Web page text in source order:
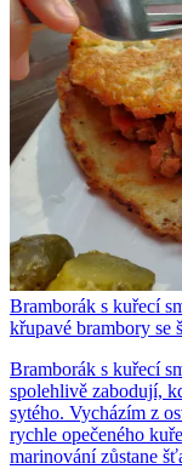
Bramborák s kuřecí
křupavé brambory se
Bramborák s kuřecí
spolehlivě zabodují,
sytého. Vycházím z
rychle opečeného
marinování zůstane